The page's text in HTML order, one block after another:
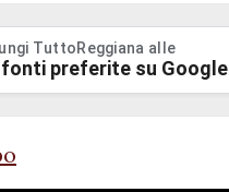
TuttoReggiana alle
preferite su Google